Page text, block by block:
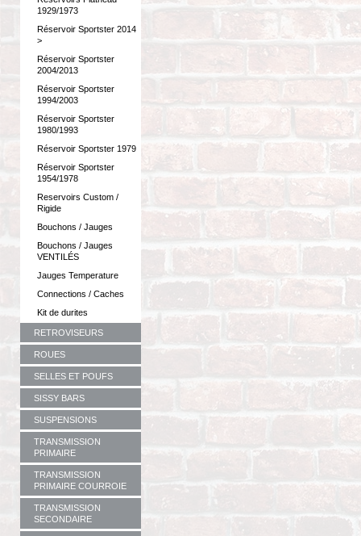
1929/1973
Réservoir Sportster 2014
>
Réservoir Sportster
2004/2013
Réservoir Sportster
1994/2003
Réservoir Sportster
1980/1993
Réservoir Sportster 1979
Réservoir Sportster
1954/1978
Reservoirs Custom /
Rigide
Bouchons / Jauges
Bouchons / Jauges
VENTILÉS
Jauges Temperature
Connections / Caches
Kit de durites
RETROVISEURS
ROUES
SELLES ET POUFS
SISSY BARS
SUSPENSIONS
TRANSMISSION
PRIMAIRE
TRANSMISSION
PRIMAIRE COURROIE
TRANSMISSION
SECONDAIRE